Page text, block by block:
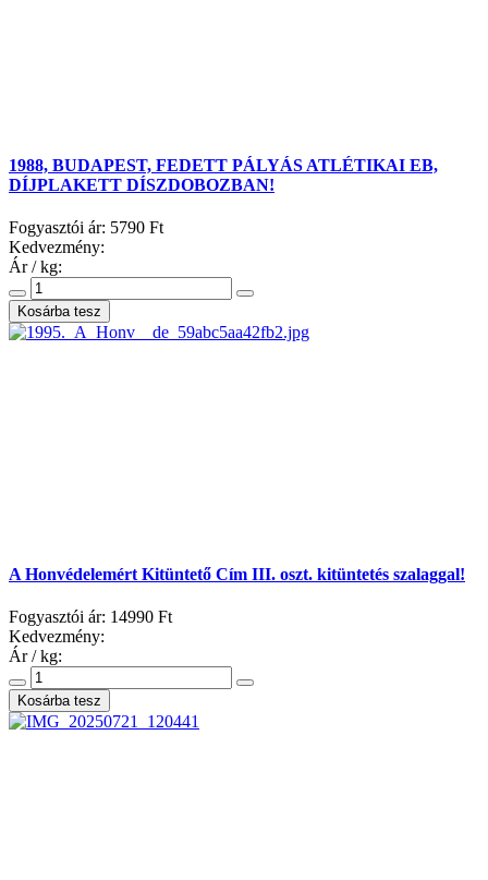
1988, BUDAPEST, FEDETT PÁLYÁS ATLÉTIKAI EB,
DÍJPLAKETT DÍSZDOBOZBAN!
Fogyasztói ár: 5790 Ft
Kedvezmény:
Ár / kg:
A Honvédelemért Kitüntető Cím III. oszt. kitüntetés szalaggal!
Fogyasztói ár: 14990 Ft
Kedvezmény:
Ár / kg: